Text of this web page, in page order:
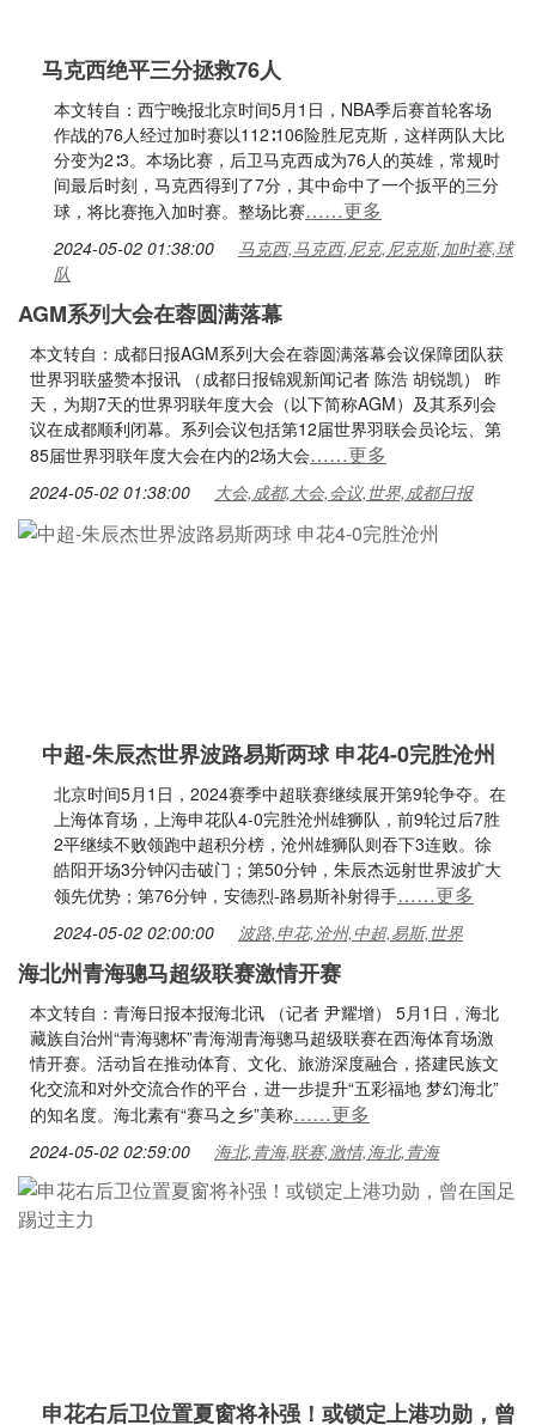
马克西绝平三分拯救76人
本文转自：西宁晚报北京时间5月1日，NBA季后赛首轮客场
作战的76人经过加时赛以112∶106险胜尼克斯，这样两队大比
分变为2∶3。本场比赛，后卫马克西成为76人的英雄，常规时
间最后时刻，马克西得到了7分，其中命中了一个扳平的三分
球，将比赛拖入加时赛。整场比赛……更多
2024-05-02 01:38:00
马克西,马克西,尼克,尼克斯,加时赛,球
队
AGM系列大会在蓉圆满落幕
本文转自：成都日报AGM系列大会在蓉圆满落幕会议保障团队获
世界羽联盛赞本报讯 （成都日报锦观新闻记者 陈浩 胡锐凯） 昨
天，为期7天的世界羽联年度大会（以下简称AGM）及其系列会
议在成都顺利闭幕。系列会议包括第12届世界羽联会员论坛、第
85届世界羽联年度大会在内的2场大会……更多
2024-05-02 01:38:00 大会,成都,大会,会议,世界,成都日报
中超-朱辰杰世界波路易斯两球 申花4-0完胜沧州
北京时间5月1日，2024赛季中超联赛继续展开第9轮争夺。在
上海体育场，上海申花队4-0完胜沧州雄狮队，前9轮过后7胜
2平继续不败领跑中超积分榜，沧州雄狮队则吞下3连败。徐
皓阳开场3分钟闪击破门；第50分钟，朱辰杰远射世界波扩大
领先优势；第76分钟，安德烈-路易斯补射得手……更多
2024-05-02 02:00:00 波路,申花,沧州,中超,易斯,世界
海北州青海骢马超级联赛激情开赛
本文转自：青海日报本报海北讯 （记者 尹耀增） 5月1日，海北
藏族自治州“青海骢杯”青海湖青海骢马超级联赛在西海体育场激
情开赛。活动旨在推动体育、文化、旅游深度融合，搭建民族文
化交流和对外交流合作的平台，进一步提升“五彩福地 梦幻海北”
的知名度。海北素有“赛马之乡”美称……更多
2024-05-02 02:59:00 海北,青海,联赛,激情,海北,青海
申花右后卫位置夏窗将补强！或锁定上港功勋，曾